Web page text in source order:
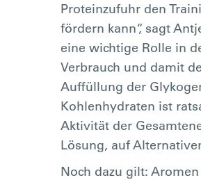
Proteinzufuhr den
fördern kann“, sagt
eine wichtige Rolle in
Verbrauch und damit
Auffüllung der
Kohlenhydraten ist
Aktivität der
Lösung, auf
Noch dazu gilt: